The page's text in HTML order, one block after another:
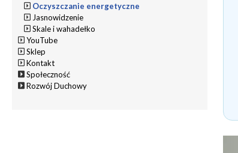
Oczyszczanie energetyczne
Jasnowidzenie
Skale i wahadełko
YouTube
Sklep
Kontakt
Społeczność
Rozwój Duchowy